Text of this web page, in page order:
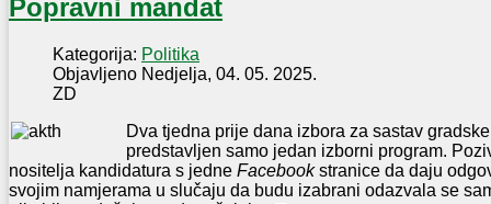
Popravni mandat
Kategorija: Politika
Objavljeno Nedjelja, 04. 05. 2025.
ZD
Dva tjedna prije dana izbora za sastav
predstavljen samo jedan izborni program.
nositelja kandidatura s jedne Facebookstranice da daju
svojim namjerama u slučaju da budu izabrani odazvala se